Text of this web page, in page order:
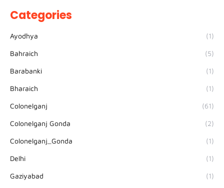
Categories
Ayodhya (1)
Bahraich (5)
Barabanki (1)
Bharaich (1)
Colonelganj (61)
Colonelganj Gonda (2)
Colonelganj_Gonda (1)
Delhi (1)
Gaziyabad (1)